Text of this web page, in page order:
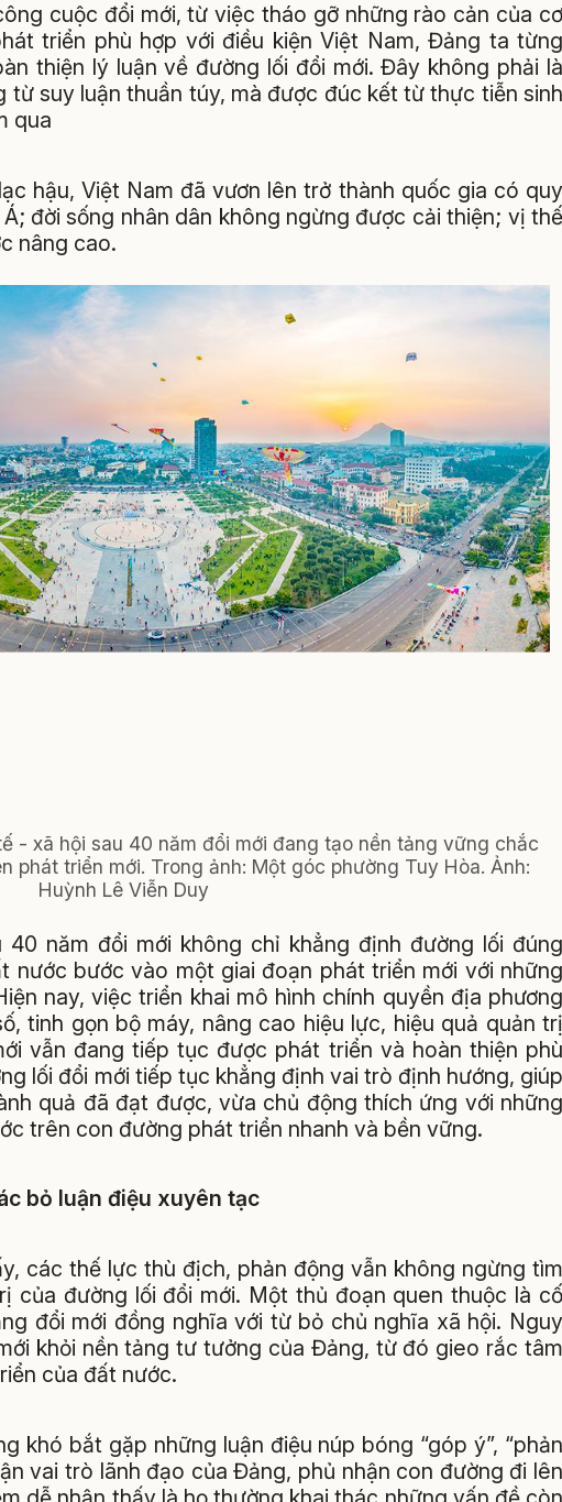
cuộc đổi mới, từ việc tháo gỡ những rào cản của cơ
triển phù hợp với điều kiện Việt Nam, Đảng ta từng
thiện lý luận về đường lối đổi mới. Đây không phải là
suy luận thuần túy, mà được đúc kết từ thực tiễn sinh
qua
hậu, Việt Nam đã vươn lên trở thành quốc gia có quy
đời sống nhân dân không ngừng được cải thiện; vị thế
nâng cao.
- xã hội sau 40 năm đổi mới đang tạo nền tảng vững chắc
phát triển mới. Trong ảnh: Một góc phường Tuy Hòa. Ảnh:
Huỳnh Lê Viễn Duy
năm đổi mới không chỉ khẳng định đường lối đúng
nước bước vào một giai đoạn phát triển mới với những
nay, việc triển khai mô hình chính quyền địa phương
tinh gọn bộ máy, nâng cao hiệu lực, hiệu quả quản trị
vẫn đang tiếp tục được phát triển và hoàn thiện phù
lối đổi mới tiếp tục khẳng định vai trò định hướng, giúp
quả đã đạt được, vừa chủ động thích ứng với những
trên con đường phát triển nhanh và bền vững.
bỏ luận điệu xuyên tạc
các thế lực thù địch, phản động vẫn không ngừng tìm
của đường lối đổi mới. Một thủ đoạn quen thuộc là cố
đổi mới đồng nghĩa với từ bỏ chủ nghĩa xã hội. Nguy
khỏi nền tảng tư tưởng của Đảng, từ đó gieo rắc tâm
của đất nước.
khó bắt gặp những luận điệu núp bóng “góp ý”, “phản
vai trò lãnh đạo của Đảng, phủ nhận con đường đi lên